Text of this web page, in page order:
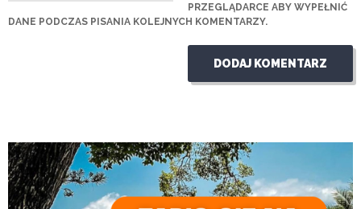
PRZEGLĄDARCE ABY WYPEŁNIĆ
DANE PODCZAS PISANIA KOLEJNYCH KOMENTARZY.